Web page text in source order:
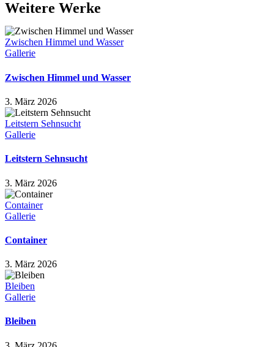
Weitere Werke
Zwischen Himmel und Wasser
Gallerie
Zwischen Himmel und Wasser
3. März 2026
Leitstern Sehnsucht
Gallerie
Leitstern Sehnsucht
3. März 2026
Container
Gallerie
Container
3. März 2026
Bleiben
Gallerie
Bleiben